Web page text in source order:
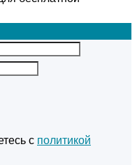
с политикой